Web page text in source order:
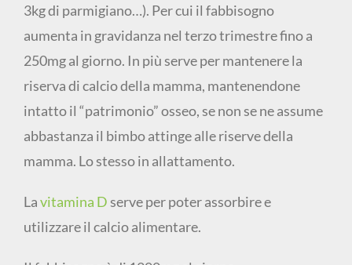
3kg di parmigiano…). Per cui il fabbisogno
aumenta in gravidanza nel terzo trimestre fino a
250mg al giorno. In più serve per mantenere la
riserva di calcio della mamma, mantenendone
intatto il “patrimonio” osseo, se non se ne assume
abbastanza il bimbo attinge alle riserve della
mamma. Lo stesso in allattamento.
Lavitamina Dserve per poter assorbire e
utilizzare il calcio alimentare.